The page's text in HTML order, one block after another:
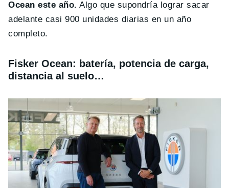
Ocean este año. Algo que supondría lograr sacar
adelante casi 900 unidades diarias en un año
completo.
Fisker Ocean: batería, potencia de carga,
distancia al suelo…